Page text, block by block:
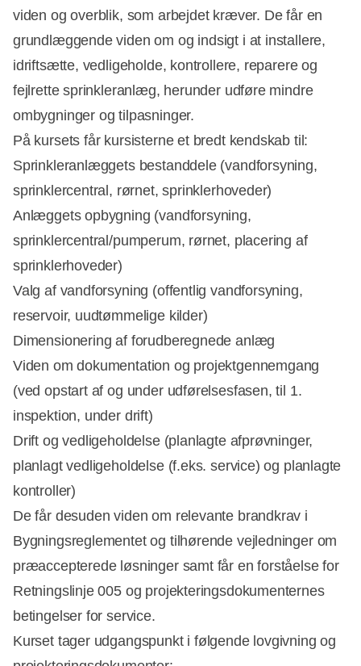
viden og overblik, som arbejdet kræver. De får en
grundlæggende viden om og indsigt i at installere,
idriftsætte, vedligeholde, kontrollere, reparere og
fejlrette sprinkleranlæg, herunder udføre mindre
ombygninger og tilpasninger.
På kursets får kursisterne et bredt kendskab til:
Sprinkleranlæggets bestanddele (vandforsyning,
sprinklercentral, rørnet, sprinklerhoveder)
Anlæggets opbygning (vandforsyning,
sprinklercentral/pumperum, rørnet, placering af
sprinklerhoveder)
Valg af vandforsyning (offentlig vandforsyning,
reservoir, uudtømmelige kilder)
Dimensionering af forudberegnede anlæg
Viden om dokumentation og projektgennemgang
(ved opstart af og under udførelsesfasen, til 1.
inspektion, under drift)
Drift og vedligeholdelse (planlagte afprøvninger,
planlagt vedligeholdelse (f.eks. service) og planlagte
kontroller)
De får desuden viden om relevante brandkrav i
Bygningsreglementet og tilhørende vejledninger om
præaccepterede løsninger samt får en forståelse for
Retningslinje 005 og projekteringsdokumenternes
betingelser for service.
Kurset tager udgangspunkt i følgende lovgivning og